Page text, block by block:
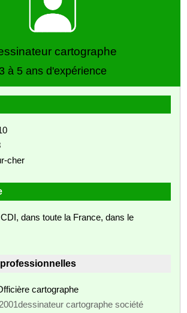
cartographe
3 à 5 ans d'expérience
cher
dans toute la France, dans le
cartographe
cartographe société